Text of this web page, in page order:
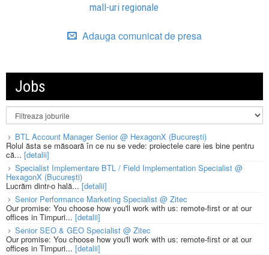
mall-uri regionale
Adauga comunicat de presa
Jobs
BTL Account Manager Senior @ HexagonX (București)
Rolul ăsta se măsoară în ce nu se vede: proiectele care ies bine pentru
că... [detalii]
Specialist Implementare BTL / Field Implementation Specialist @
HexagonX (București)
Lucrăm dintr-o hală... [detalii]
Senior Performance Marketing Specialist @ Zitec
Our promise: You choose how you'll work with us: remote-first or at our
offices in Timpuri... [detalii]
Senior SEO & GEO Specialist @ Zitec
Our promise: You choose how you'll work with us: remote-first or at our
offices in Timpuri... [detalii]